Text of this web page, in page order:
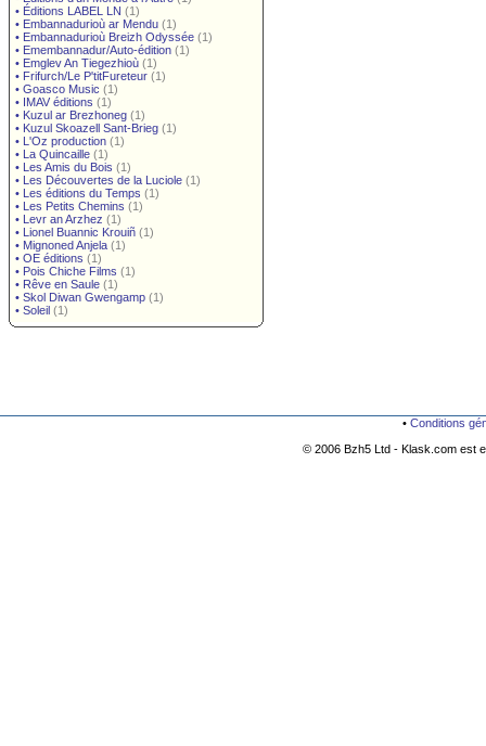
• Éditions LABEL LN (1)
• Embannadurioù ar Mendu (1)
• Embannadurioù Breizh Odyssée (1)
• Emembannadur/Auto-édition (1)
• Emglev An Tiegezhioù (1)
• Frifurch/Le P'titFureteur (1)
• Goasco Music (1)
• IMAV éditions (1)
• Kuzul ar Brezhoneg (1)
• Kuzul Skoazell Sant-Brieg (1)
• L'Oz production (1)
• La Quincaille (1)
• Les Amis du Bois (1)
• Les Découvertes de la Luciole (1)
• Les éditions du Temps (1)
• Les Petits Chemins (1)
• Levr an Arzhez (1)
• Lionel Buannic Krouiñ (1)
• Mignoned Anjela (1)
• OE éditions (1)
• Pois Chiche Films (1)
• Rêve en Saule (1)
• Skol Diwan Gwengamp (1)
• Soleil (1)
• Conditions
© 2006 Bzh5 Ltd - Klask.com est